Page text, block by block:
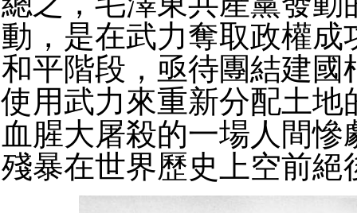
動，是在武力奪取政權成
和平階段，亟待團結建國
使用武力來重新分配土地
血腥大屠殺的一場人間慘
殘暴在世界歷史上空前絕